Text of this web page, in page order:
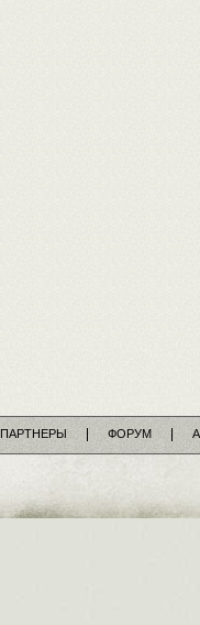
ПАРТНЕРЫ ФОРУМ